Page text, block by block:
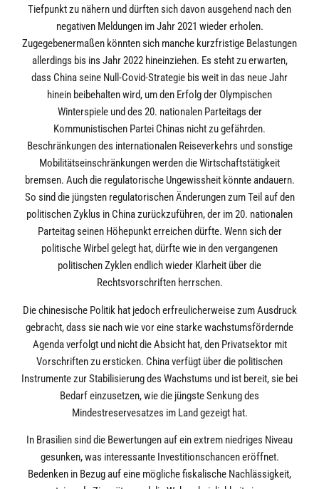
Tiefpunkt zu nähern und dürften sich davon ausgehend nach den
negativen Meldungen im Jahr 2021 wieder erholen.
Zugegebenermaßen könnten sich manche kurzfristige Belastungen
allerdings bis ins Jahr 2022 hineinziehen. Es steht zu erwarten,
dass China seine Null-Covid-Strategie bis weit in das neue Jahr
hinein beibehalten wird, um den Erfolg der Olympischen
Winterspiele und des 20. nationalen Parteitags der
Kommunistischen Partei Chinas nicht zu gefährden.
Beschränkungen des internationalen Reiseverkehrs und sonstige
Mobilitätseinschränkungen werden die Wirtschaftstätigkeit
bremsen. Auch die regulatorische Ungewissheit könnte andauern.
So sind die jüngsten regulatorischen Änderungen zum Teil auf den
politischen Zyklus in China zurückzuführen, der im 20. nationalen
Parteitag seinen Höhepunkt erreichen dürfte. Wenn sich der
politische Wirbel gelegt hat, dürfte wie in den vergangenen
politischen Zyklen endlich wieder Klarheit über die
Rechtsvorschriften herrschen.
Die chinesische Politik hat jedoch erfreulicherweise zum Ausdruck
gebracht, dass sie nach wie vor eine starke wachstumsfördernde
Agenda verfolgt und nicht die Absicht hat, den Privatsektor mit
Vorschriften zu ersticken. China verfügt über die politischen
Instrumente zur Stabilisierung des Wachstums und ist bereit, sie bei
Bedarf einzusetzen, wie die jüngste Senkung des
Mindestreservesatzes im Land gezeigt hat.
In Brasilien sind die Bewertungen auf ein extrem niedriges Niveau
gesunken, was interessante Investitionschancen eröffnet.
Bedenken in Bezug auf eine mögliche fiskalische Nachlässigkeit,